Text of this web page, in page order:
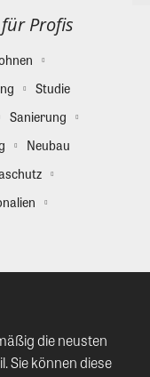
Profis
Studie
Sanierung
Neubau
die neusten
Sie können diese